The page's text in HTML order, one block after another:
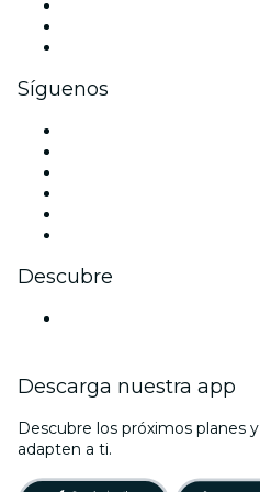
Síguenos
Descubre
Descarga nuestra app
Descubre los próximos planes
adapten a ti.